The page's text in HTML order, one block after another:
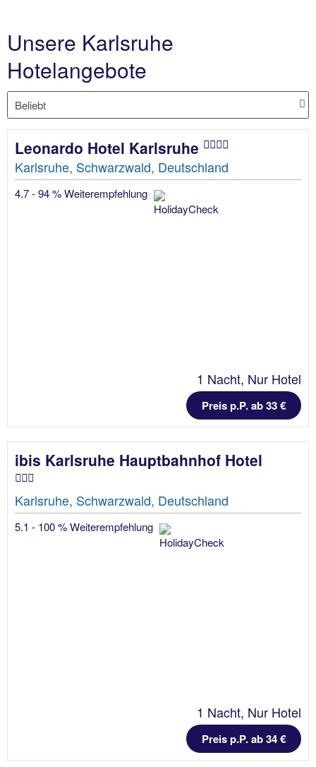
Unsere Karlsruhe
Hotelangebote
Leonardo Hotel Karlsruhe
Karlsruhe, Schwarzwald, Deutschland
4.7 - 94 % Weiterempfehlung
1 Nacht, Nur Hotel
Preis p.P. ab 33 €
ibis Karlsruhe Hauptbahnhof Hotel
Karlsruhe, Schwarzwald, Deutschland
5.1 - 100 % Weiterempfehlung
1 Nacht, Nur Hotel
Preis p.P. ab 34 €